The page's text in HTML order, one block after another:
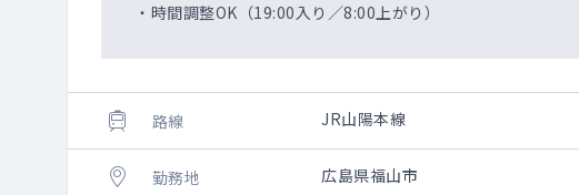
・時間調整OK（19:00入り／8:00上がり）
路線 JR山陽本線
勤務地 広島県福山市